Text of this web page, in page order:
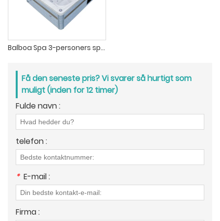
Balboa Spa 3-personers spabad med dobbelt zone og koldt dyk
Få den seneste pris? Vi svarer så hurtigt som
muligt (inden for 12 timer)
Fulde navn :
telefon :
* E-mail :
Firma :